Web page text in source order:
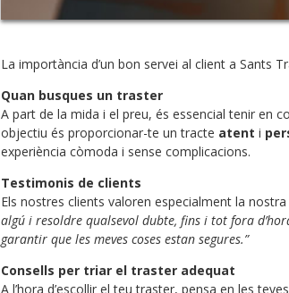
La importància d’un bon servei al client a Sants
Quan busques un traster
A part de la mida i el preu, és essencial tenir en
objectiu és proporcionar-te un tracte atent i
experiència còmoda i sense complicacions.
Testimonis de clients
Els nostres clients valoren especialment la nostra
algú i resoldre qualsevol dubte, fins i tot fora
garantir que les meves coses estan segures.”
Consells per triar el traster adequat
A l’hora d’escollir el teu traster, pensa en les